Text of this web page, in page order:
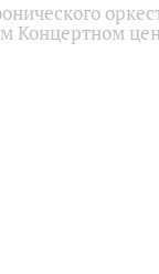
Концертном